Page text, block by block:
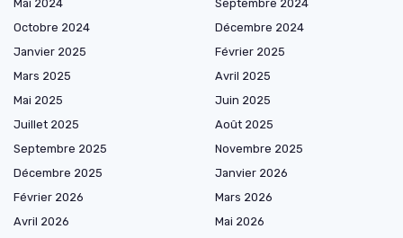
Mai 2024
Septembre 2024
Octobre 2024
Décembre 2024
Janvier 2025
Février 2025
Mars 2025
Avril 2025
Mai 2025
Juin 2025
Juillet 2025
Août 2025
Septembre 2025
Novembre 2025
Décembre 2025
Janvier 2026
Février 2026
Mars 2026
Avril 2026
Mai 2026